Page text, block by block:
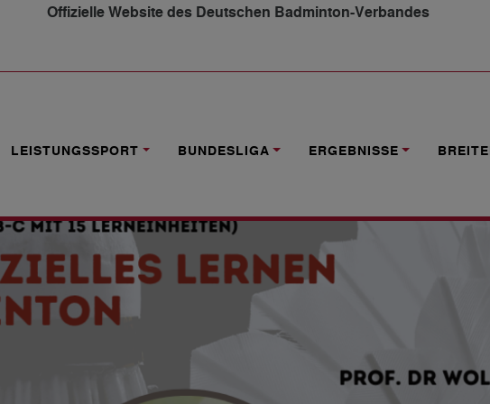
Offizielle Website des Deutschen Badminton-Verbandes
LEISTUNGSSPORT BUNDESLIGA ERGEBNISSE